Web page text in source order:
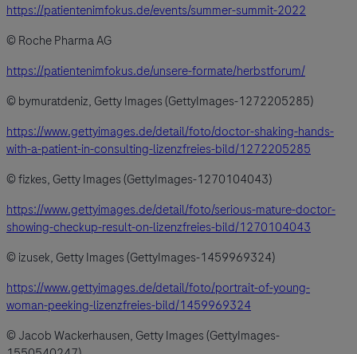
https://patientenimfokus.de/events/summer-summit-2022
© Roche Pharma AG
https://patientenimfokus.de/unsere-formate/herbstforum/
© bymuratdeniz, Getty Images (GettyImages-1272205285)
https://www.gettyimages.de/detail/foto/doctor-shaking-hands-
with-a-patient-in-consulting-lizenzfreies-bild/1272205285
© fizkes, Getty Images (GettyImages-1270104043)
https://www.gettyimages.de/detail/foto/serious-mature-doctor-
showing-checkup-result-on-lizenzfreies-bild/1270104043
© izusek, Getty Images (GettyImages-1459969324)
https://www.gettyimages.de/detail/foto/portrait-of-young-
woman-peeking-lizenzfreies-bild/1459969324
© Jacob Wackerhausen, Getty Images (GettyImages-